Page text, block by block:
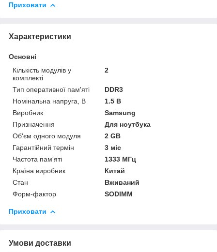
Приховати
Характеристики
Основні
Кількість модулів у
комплекті
2
Тип оперативної пам'яті
DDR3
Номінальна напруга, В
1.5 В
Виробник
Samsung
Призначення
Для ноутбука
Об'єм одного модуля
2 GB
Гарантійний термін
3 міс
Частота пам'яті
1333 МГц
Країна виробник
Китай
Стан
Вживаний
Форм-фактор
SODIMM
Приховати
Умови доставки